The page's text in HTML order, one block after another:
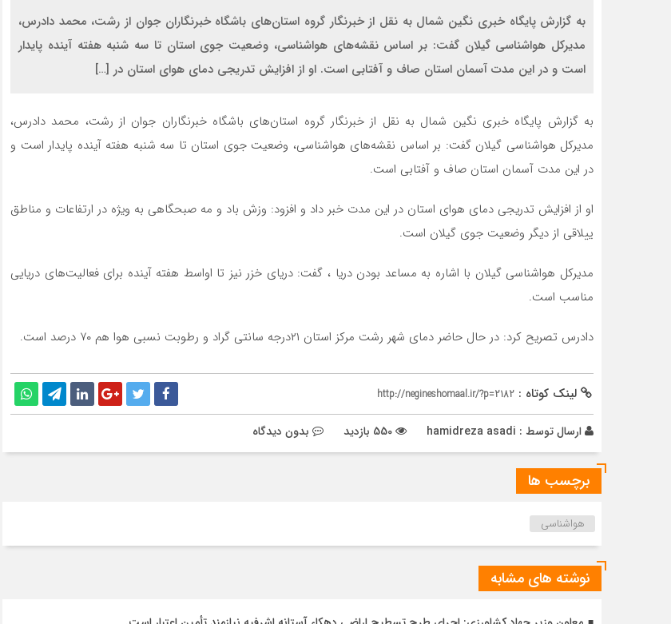
به گزارش پایگاه خبری نگین شمال به نقل از خبرنگار گروه استان‌های باشگاه خبرنگاران جوان از رشت، محمد دادرس،
مدیرکل هواشناسی گیلان گفت: بر اساس نقشه‌های هواشناسی، وضعیت جوی استان تا سه شنبه هفته آینده پایدار
است و در این مدت آسمان استان صاف و آفتابی است. او از افزایش تدریجی دمای هوای استان در […]
به گزارش پایگاه خبری نگین شمال به نقل از خبرنگار گروه استان‌های باشگاه خبرنگاران جوان از رشت، محمد دادرس،
مدیرکل هواشناسی گیلان گفت: بر اساس نقشه‌های هواشناسی، وضعیت جوی استان تا سه شنبه هفته آینده پایدار است و
در این مدت آسمان استان صاف و آفتابی است.
او از افزایش تدریجی دمای هوای استان در این مدت خبر داد و افزود: وزش باد و مه صبحگاهی به ویژه در ارتفاعات و مناطق
ییلاقی از دیگر وضعیت جوی گیلان است.
مدیرکل هواشناسی گیلان با اشاره به مساعد بودن دریا ، گفت: دریای خزر نیز تا اواسط هفته آینده برای فعالیت‌های دریایی
مناسب است.
دادرس تصریح کرد: در حال حاضر دمای شهر رشت مرکز استان ۲۱درجه سانتی گراد و رطوبت نسبی هوا هم ۷۰ درصد است.
لینک کوتاه : http://negineshomaal.ir/?p=2182
ارسال توسط : hamidreza asadi بدون دیدگاه
برچسب ها
هواشناسی
نوشته های مشابه